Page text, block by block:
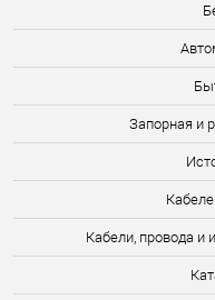
Запорная и
Кабели, провода и